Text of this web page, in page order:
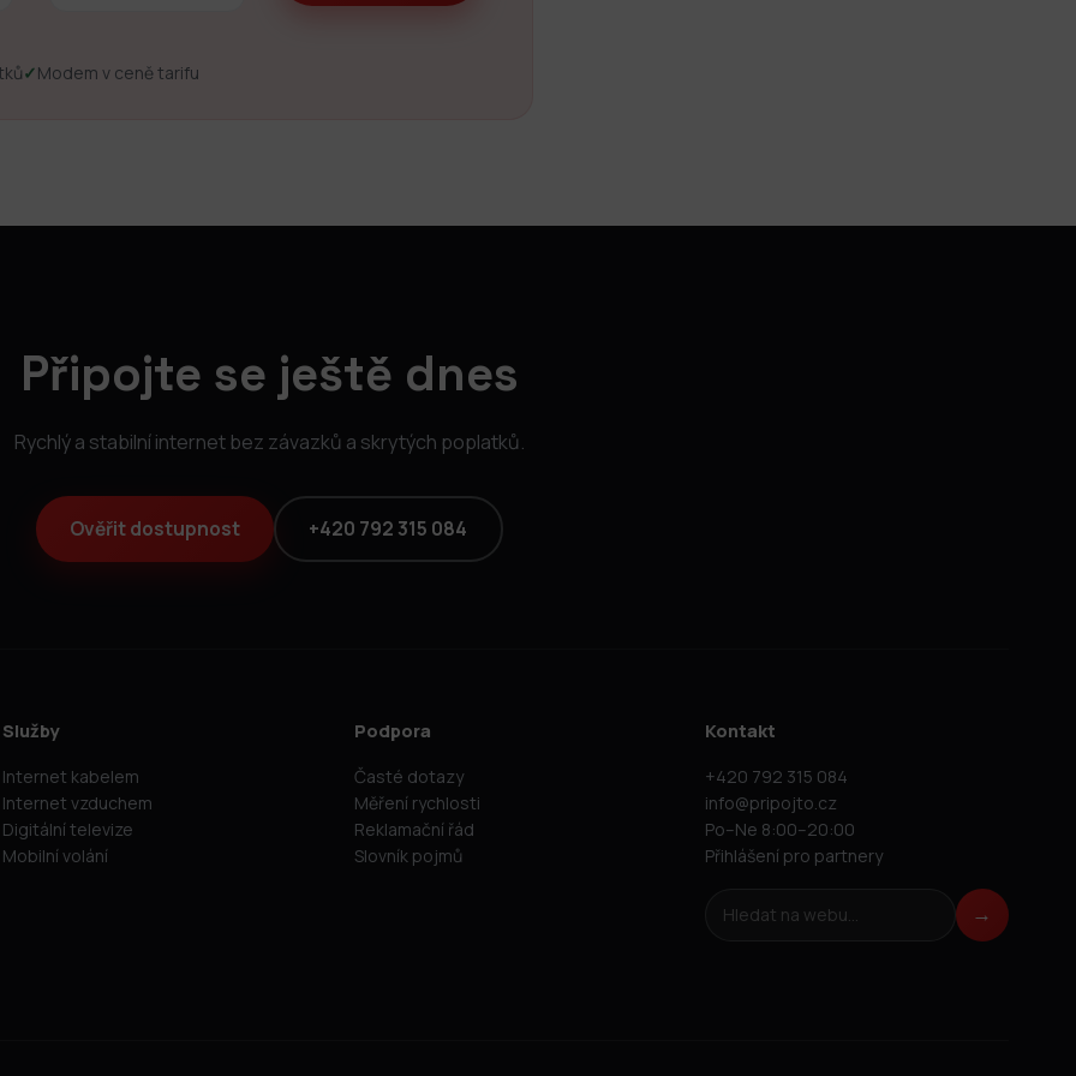
✓Modem v ceně tarifu
Připojte se ještě dnes
Rychlý a stabilní internet bez závazků a skrytých poplatků.
Ověřit dostupnost +420 792 315 084
Služby
Internet kabelem
Internet vzduchem
Digitální televize
Mobilní volání
Podpora
Časté dotazy
Měření rychlosti
Reklamační řád
Slovník pojmů
Kontakt
+420 792 315 084
info@pripojto.cz
Po–Ne 8:00–20:00
Přihlášení pro partnery
Hledat na webu →